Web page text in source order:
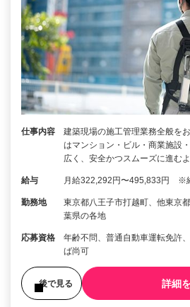
仕事内容
建築現場の施工管理業務全般を
はマンション・ビル・商業施設
広く、安全かつスムーズに進む
給与 月給322,292円〜495,833円 ※
勤務地
東京都八王子市打越町、他東京
葉県の各地
応募資格
年齢不問、普通自動車運転免許
ば尚可
後で見る 詳細